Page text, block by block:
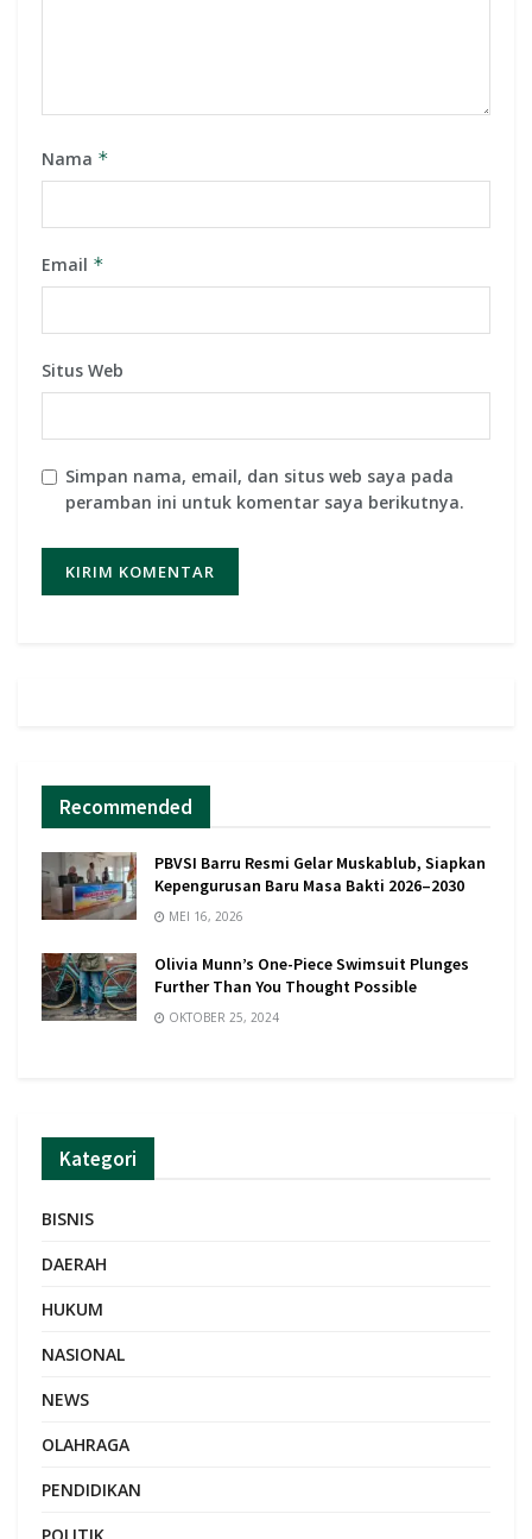
Nama *
Email *
Situs Web
Simpan nama, email, dan situs web saya pada
peramban ini untuk komentar saya berikutnya.
Recommended
PBVSI Barru Resmi Gelar Muskablub, Siapkan
Kepengurusan Baru Masa Bakti 2026–2030
MEI 16, 2026
Olivia Munn’s One-Piece Swimsuit Plunges
Further Than You Thought Possible
OKTOBER 25, 2024
Kategori
BISNIS
DAERAH
HUKUM
NASIONAL
NEWS
OLAHRAGA
PENDIDIKAN